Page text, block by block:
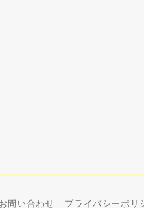
お問い合わせ プライバシーポリ